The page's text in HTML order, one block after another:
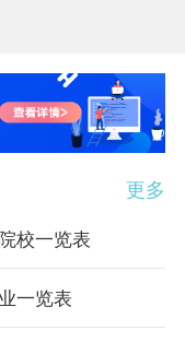
更多
校一览表
一览表